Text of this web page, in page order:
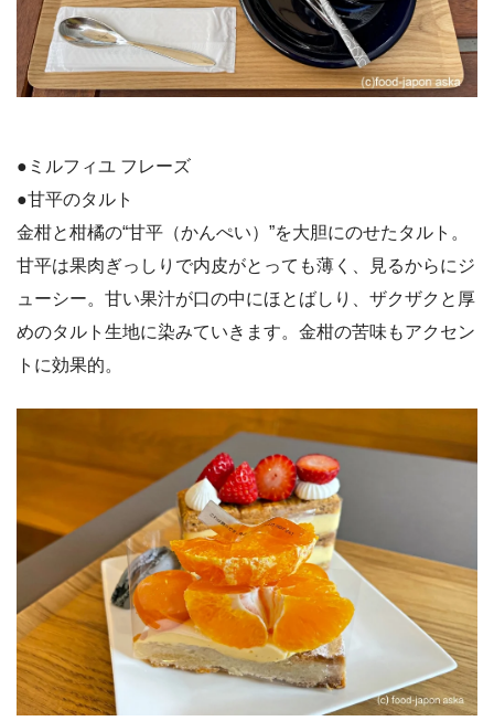
●ミルフィユ フレーズ
●甘平のタルト
金柑と柑橘の“甘平（かんぺい）”を大胆にのせたタルト。
甘平は果肉ぎっしりで内皮がとっても薄く、見るからにジ
ューシー。甘い果汁が口の中にほとばしり、ザクザクと厚
めのタルト生地に染みていきます。金柑の苦味もアクセン
トに効果的。